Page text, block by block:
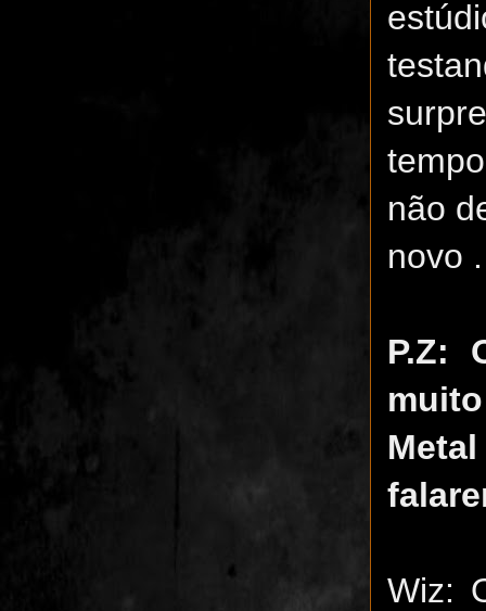
não
novo .
P.Z:
Wiz: